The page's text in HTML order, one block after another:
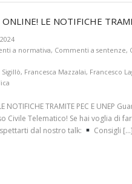
LE NOTIFICHE
a normativa, Commenti a sentenze,
, Francesca Mazzalai, Francesco
NOTIFICHE TRAMITE PEC E UNEP
Civile Telematico! Se hai voglia di
dal nostro talk:
Consigli […]